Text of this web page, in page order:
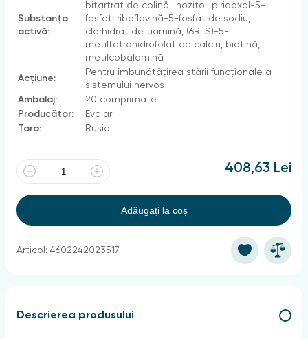
Substanța
activă:
bitartrat de colină, inozitol, piridoxal-5-
fosfat, riboflavină-5-fosfat de sodiu,
clorhidrat de tiamină, (6R, S)-5-
metiltetrahidrofolat de calciu, biotină,
metilcobalamină
Acțiune:
Pentru îmbunătățirea stării funcționale a
sistemului nervos
Ambalaj:
20 comprimate
Producător:
Evalar
Țara:
Rusia
408,63 Lei
Adăugați la coș
Articol: 4602242023517
Descrierea produsului